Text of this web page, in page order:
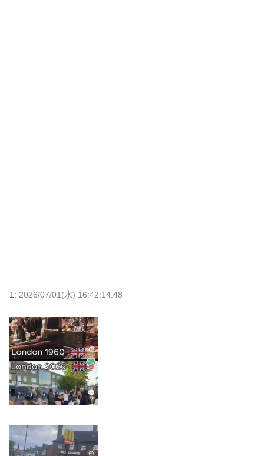
1: 2026/07/01(水) 16:42:14.48